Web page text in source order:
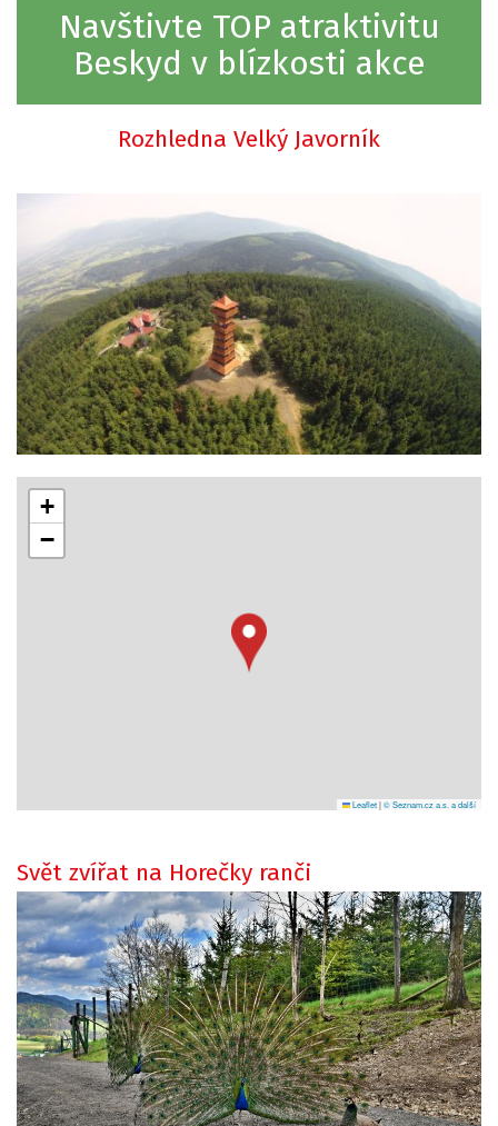
Navštivte TOP atraktivitu
Beskyd v blízkosti akce
Rozhledna Velký Javorník
+
−
Leaflet|© Seznam.cz a.s. a další
Svět zvířat na Horečky ranči